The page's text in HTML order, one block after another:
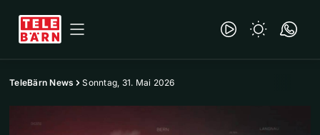
TeleBärn News Sonntag, 31. Mai 2026